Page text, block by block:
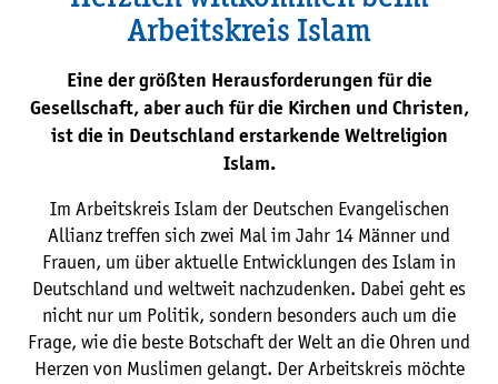
Arbeitskreis Islam
Eine der größten Herausforderungen für die
Gesellschaft, aber auch für die Kirchen und Christen,
ist die in Deutschland erstarkende Weltreligion
Islam.
Im Arbeitskreis Islam der Deutschen Evangelischen
Allianz treffen sich zwei Mal im Jahr 14 Männer und
Frauen, um über aktuelle Entwicklungen des Islam in
Deutschland und weltweit nachzudenken. Dabei geht es
nicht nur um Politik, sondern besonders auch um die
Frage, wie die beste Botschaft der Welt an die Ohren und
Herzen von Muslimen gelangt. Der Arbeitskreis möchte